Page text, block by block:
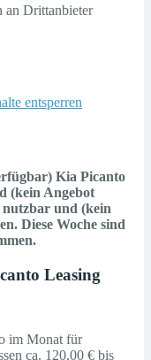
an Drittanbieter
entsperren
Kia Picanto
(kein Angebot
und (kein
Diese Woche sind
Leasing
im Monat für
ca. 120,00 € bis